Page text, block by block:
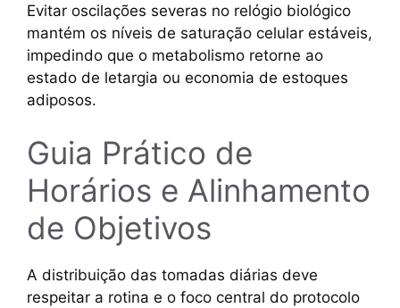
Evitar oscilações severas no relógio biológico
mantém os níveis de saturação celular estáveis,
impedindo que o metabolismo retorne ao
estado de letargia ou economia de estoques
adiposos.
Guia Prático de
Horários e Alinhamento
de Objetivos
A distribuição das tomadas diárias deve
respeitar a rotina e o foco central do protocolo